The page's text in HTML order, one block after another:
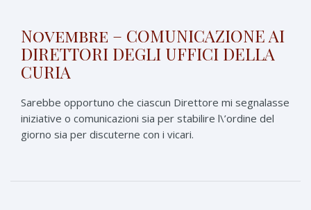
Novembre – COMUNICAZIONE AI
DIRETTORI DEGLI UFFICI DELLA
CURIA
Sarebbe opportuno che ciascun Direttore mi segnalasse
iniziative o comunicazioni sia per stabilire l\’ordine del
giorno sia per discuterne con i vicari.